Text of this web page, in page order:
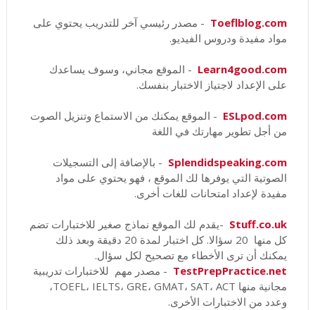
Toeflblog.com - مصدر رئيسي آخر للتدريب يحتوي على
مواد مفيدة ودروس الفيديو.
Learn4good.com - الموقع مجاني، وسوف يساعدك
على الإعداد لاجتياز الاختبار بنفسك.
ESLpod.com - الموقع يمكنك من الاستماع وتنزيل الصوت
من أجل تطوير مهارتك في اللغة
Splendidspeaking.com - بالإضافة إلى التسجيلات
الصوتية التي يوفرها لك الموقع ، فهو يحتوي على مواد
مفيدة لإعداد امتحانات للغات أخرى.
Stuff.co.uk -يقدم لك الموقع نماذج صغير للاختبارات تضم
كل منها 20 سؤالا. كل اختبار لمدة 20 دقيقة وبعد ذلك
يمكنك أن ترى الأخطاء مع تصحيح لكل سؤال.
TestPrepPractice.net - مصدر مهم للاختبارات تدريبية
مجانية منها TOEFL، IELTS، GRE، GMAT، SAT، ACT،
وعدد من الاختبارات الأخرى.